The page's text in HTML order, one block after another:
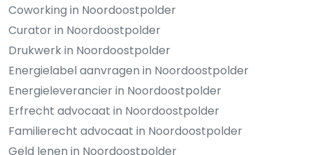
Coworking in Noordoostpolder
Curator in Noordoostpolder
Drukwerk in Noordoostpolder
Energielabel aanvragen in Noordoostpolder
Energieleverancier in Noordoostpolder
Erfrecht advocaat in Noordoostpolder
Familierecht advocaat in Noordoostpolder
Geld lenen in Noordoostpolder